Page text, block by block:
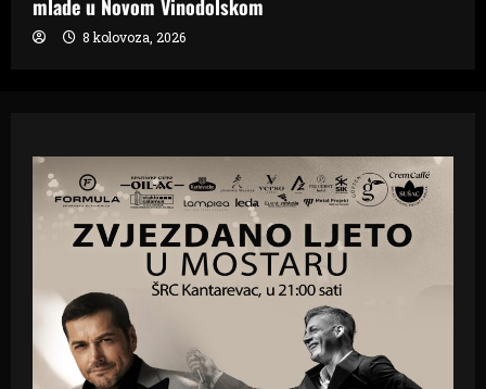
mlade u Novom Vinodolskom
8 kolovoza, 2026